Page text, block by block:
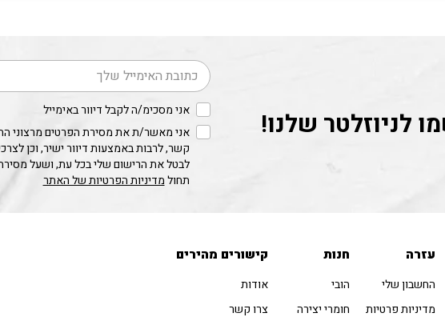
לניוזלטר שלנו!
דוא׳׳ל
אני מסכימ/ה לקבל דיוור באימייל
אני מאשר/ת את מסירת הפרטים מרצוני
קשר, לרבות באמצעות דיוור ישיר, וכן
לבטל את הרישום שלי בכל עת, ושעל
תחולמדיניות הפרטיות של האתר
עזרה
החשבון שלי
מדיניות פרטיות
חנות
הובי
חומרי יצירה
קישורים מהירים
אודות
צרו קשר